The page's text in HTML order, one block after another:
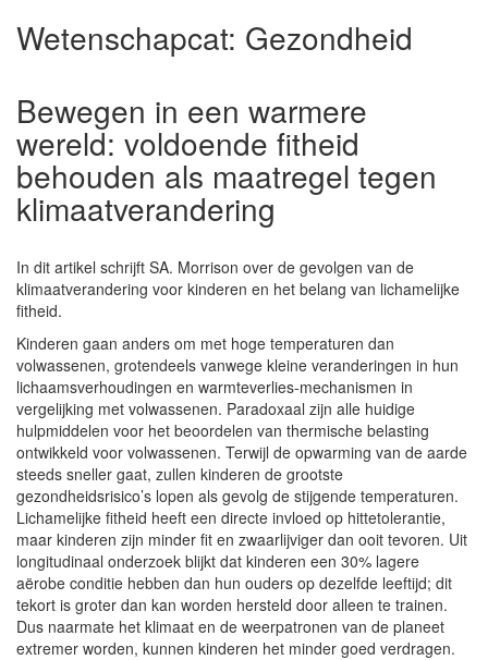
Wetenschapcat: Gezondheid
Bewegen in een warmere
wereld: voldoende fitheid
behouden als maatregel tegen
klimaatverandering
In dit artikel schrijft SA. Morrison over de gevolgen van de
klimaatverandering voor kinderen en het belang van lichamelijke
fitheid.
Kinderen gaan anders om met hoge temperaturen dan
volwassenen, grotendeels vanwege kleine veranderingen in hun
lichaamsverhoudingen en warmteverlies-mechanismen in
vergelijking met volwassenen. Paradoxaal zijn alle huidige
hulpmiddelen voor het beoordelen van thermische belasting
ontwikkeld voor volwassenen. Terwijl de opwarming van de aarde
steeds sneller gaat, zullen kinderen de grootste
gezondheidsrisico’s lopen als gevolg de stijgende temperaturen.
Lichamelijke fitheid heeft een directe invloed op hittetolerantie,
maar kinderen zijn minder fit en zwaarlijviger dan ooit tevoren. Uit
longitudinaal onderzoek blijkt dat kinderen een 30% lagere
aërobe conditie hebben dan hun ouders op dezelfde leeftijd; dit
tekort is groter dan kan worden hersteld door alleen te trainen.
Dus naarmate het klimaat en de weerpatronen van de planeet
extremer worden, kunnen kinderen het minder goed verdragen.